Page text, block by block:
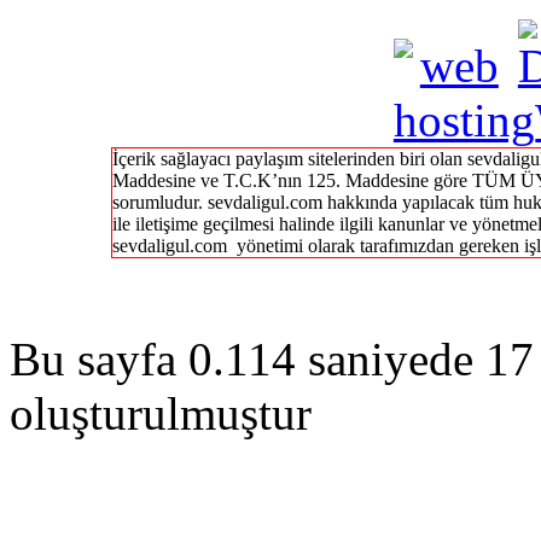
İçerik sağlayacı paylaşım sitelerinden biri olan
Maddesine ve T.C.K’nın 125. Maddesine göre TÜM
sorumludur. sevdaligul.com hakkında yapılacak tüm
ile iletişime geçilmesi halinde ilgili kanunlar ve
sevdaligul.com yönetimi olarak tarafımızdan gereken
Bu sayfa 0.114 saniyede
oluşturulmuştur